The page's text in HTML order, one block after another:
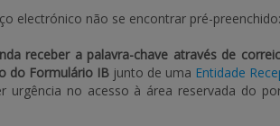
electrónico não se encontrar pré-preenchido:
receber a palavra-chave através de
do Formulário IB junto de uma Entidade
urgência no acesso à área reservada do